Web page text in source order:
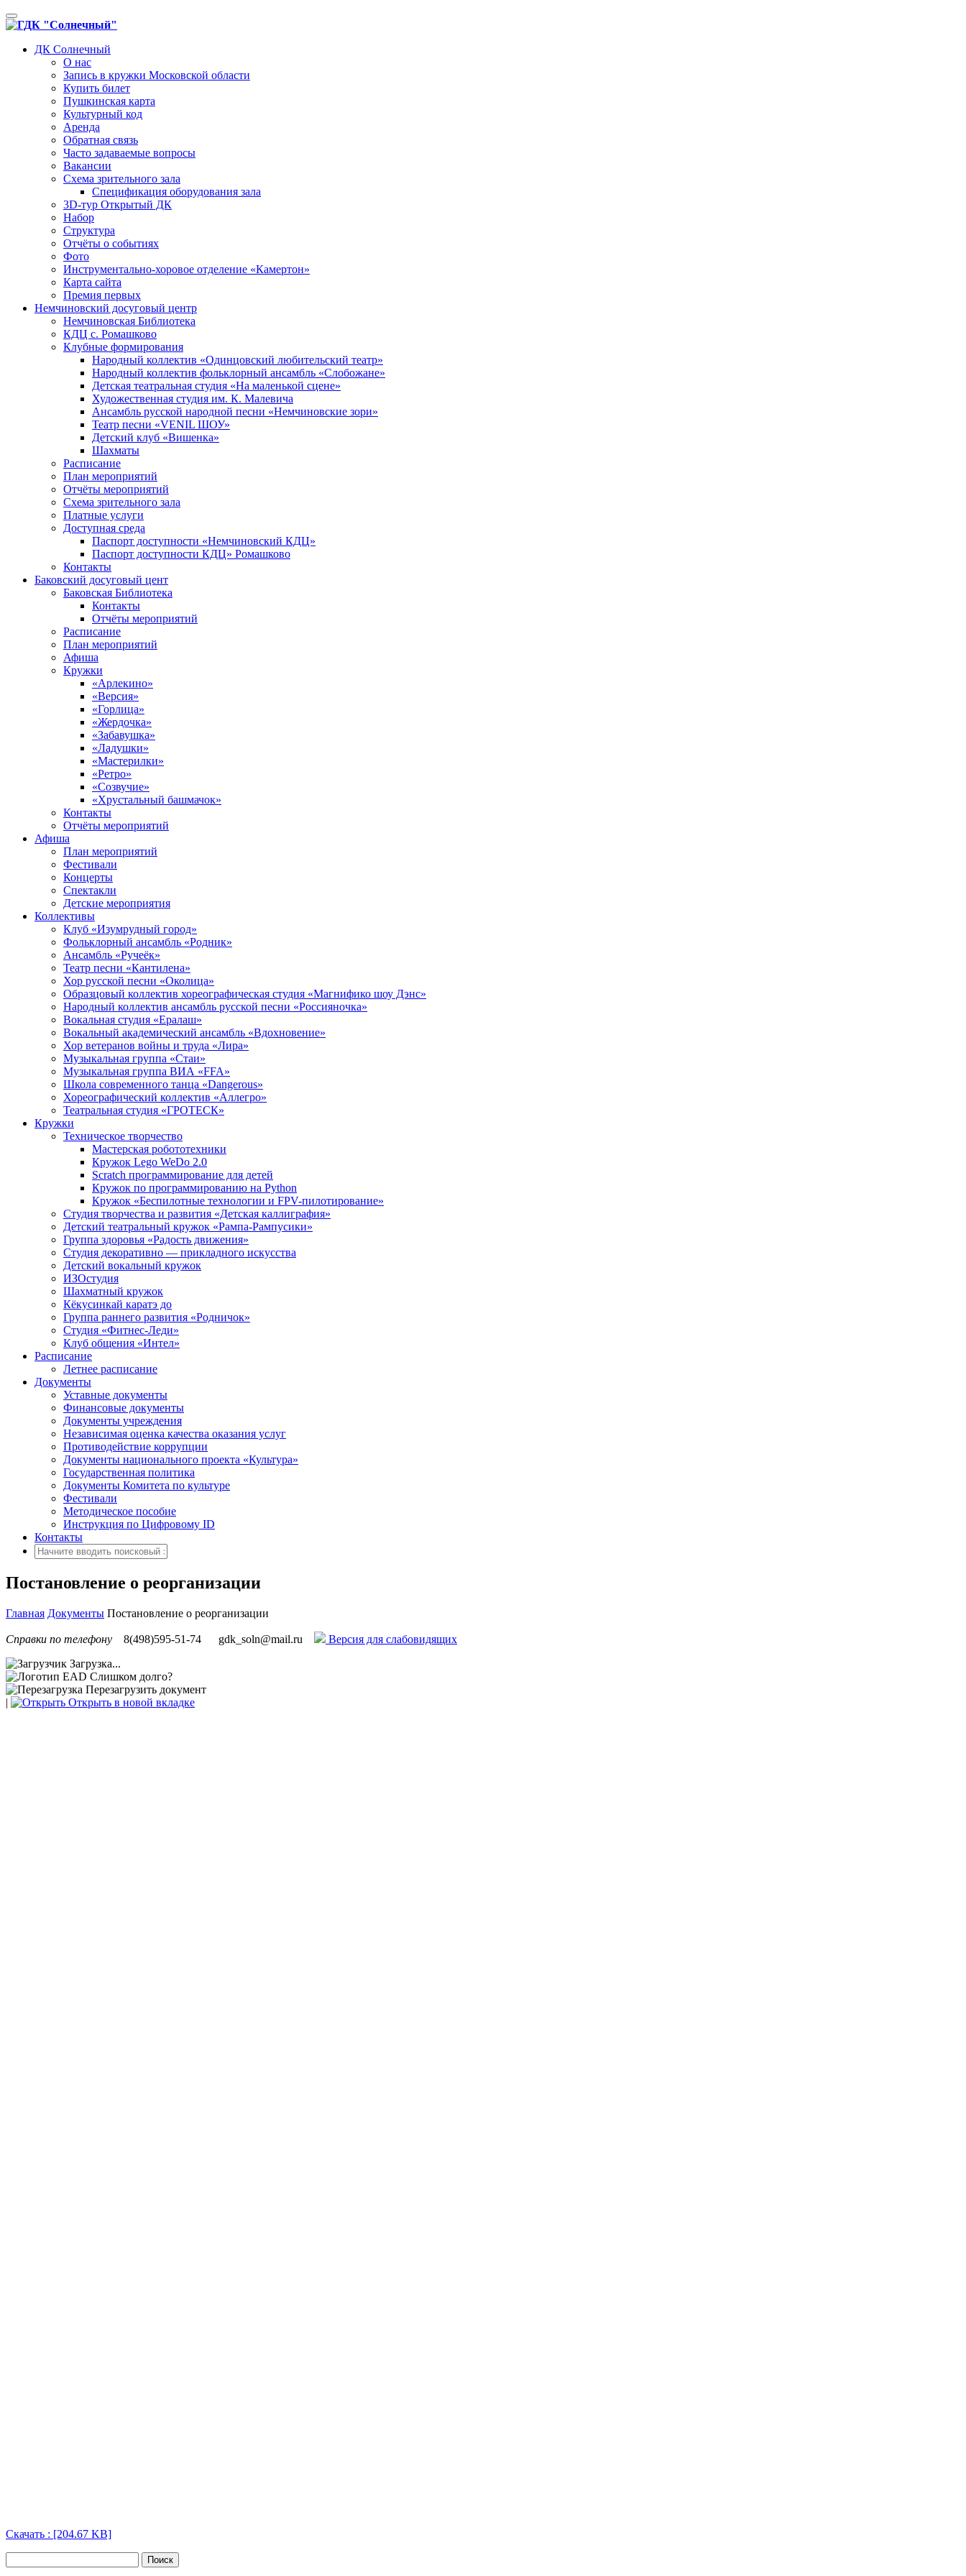
Toggle
navigation
ДК Солнечный
О нас
Запись в кружки Московской области
Купить билет
Пушкинская карта
Культурный код
Аренда
Обратная связь
Часто задаваемые вопросы
Вакансии
Схема зрительного зала
Спецификация оборудования зала
3D-тур Открытый ДК
Набор
Структура
Отчёты о событиях
Фото
Инструментально-хоровое отделение «Камертон»
Карта сайта
Премия первых
Немчиновский досуговый центр
Немчиновская Библиотека
КДЦ с. Ромашково
Клубные формирования
Народный коллектив «Одинцовский любительский театр»
Народный коллектив фольклорный ансамбль «Слобожане»
Детская театральная студия «На маленькой сцене»
Художественная студия им. К. Малевича
Ансамбль русской народной песни «Немчиновские зори»
Театр песни «VENIL ШОУ»
Детский клуб «Вишенка»
Шахматы
Расписание
План мероприятий
Отчёты мероприятий
Схема зрительного зала
Платные услуги
Доступная среда
Паспорт доступности «Немчиновский КДЦ»
Паспорт доступности КДЦ» Ромашково
Контакты
Баковский досуговый цент
Баковская Библиотека
Контакты
Отчёты мероприятий
Расписание
План мероприятий
Афиша
Кружки
«Арлекино»
«Версия»
«Горлица»
«Жердочка»
«Забавушка»
«Ладушки»
«Мастерилки»
«Ретро»
«Созвучие»
«Хрустальный башмачок»
Контакты
Отчёты мероприятий
Афиша
План мероприятий
Фестивали
Концерты
Спектакли
Детские мероприятия
Коллективы
Клуб «Изумрудный город»
Фольклорный ансамбль «Родник»
Ансамбль «Ручеёк»
Театр песни «Кантилена»
Хор русской песни «Околица»
Образцовый коллектив хореографическая студия «Магнифико шоу Дэнс»
Народный коллектив ансамбль русской песни «Россияночка»
Вокальная студия «Ералаш»
Вокальный академический ансамбль «Вдохновение»
Хор ветеранов войны и труда «Лира»
Музыкальная группа «Стаи»
Музыкальная группа ВИА «FFA»
Школа современного танца «Dangerous»
Хореографический коллектив «Аллегро»
Театральная студия «ГРОТЕСК»
Кружки
Техническое творчество
Мастерская робототехники
Кружок Lego WeDo 2.0
Scratch программирование для детей
Кружок по программированию на Python
Кружок «Беспилотные технологии и FPV-пилотирование»
Студия творчества и развития «Детская каллиграфия»
Детский театральный кружок «Рампа-Рампусики»
Группа здоровья «Радость движения»
Студия декоративно — прикладного искусства
Детский вокальный кружок
ИЗОстудия
Шахматный кружок
Кёкусинкай каратэ до
Группа раннего развития «Родничок»
Cтудия «Фитнес-Леди»
Клуб общения «Интел»
Расписание
Летнее расписание
Документы
Уставные документы
Финансовые документы
Документы учреждения
Независимая оценка качества оказания услуг
Противодействие коррупции
Документы национального проекта «Культура»
Государственная политика
Документы Комитета по культуре
Фестивали
Методическое пособие
Инструкция по Цифровому ID
Контакты
Постановление о реорганизации
Главная Документы Постановление о реорганизации
Справки по телефону 8(498)595-51-74 gdk_soln@mail.ru
Версия для слабовидящих
Загрузка...
Слишком долго?
Перезагрузить документ
|
Открыть в новой вкладке
Скачать : [204.67 KB]